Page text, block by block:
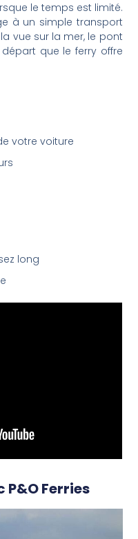
le temps est limité.
à un simple transport
vue sur la mer, le pont
que le ferry offre
votre voiture
long
Ferries